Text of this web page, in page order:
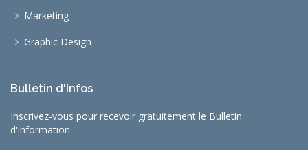
Marketing
Graphic Design
Bulletin d'Infos
Inscrivez-vous pour recevoir gratuitement le Bulletin
d'information